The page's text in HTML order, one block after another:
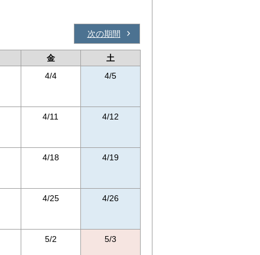
次の期間
金
土
4/4 4/5
4/11 4/12
4/18 4/19
4/25 4/26
5/2 5/3